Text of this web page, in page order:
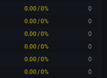
0.00/0%
0
0.00/0%
0
0.00/0%
0
0.00/0%
0
0.00/0%
0
0.00/0% 0